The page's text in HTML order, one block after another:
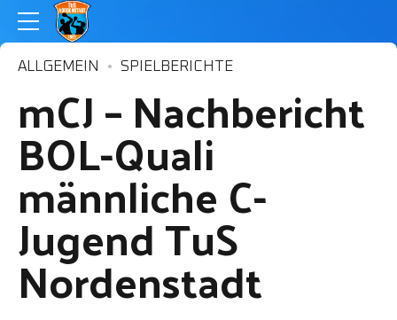
ALLGEMEIN SPIELBERICHTE
mCJ – Nachbericht
BOL-Quali
männliche C-
Jugend TuS
Nordenstadt